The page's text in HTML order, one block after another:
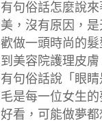
有句俗話怎麼說
美，沒有原因，
歡做一頭時尚的
到美容院護理皮
有句俗話說「眼
毛是每一位女生
好看，可能做夢都